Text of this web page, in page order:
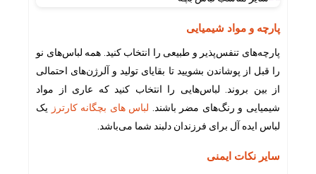
پارچه و مواد شیمیایی
پارچه‌های تنفس‌پذیر و طبیعی را انتخاب کنید. همه لباس‌های نو
را قبل از پوشاندن بشویید تا بقایای تولید و آلرژن‌های احتمالی
از بین بروند. لباس‌هایی را انتخاب کنید که عاری از مواد
شیمیایی و رنگ‌های مضر باشند. لباس های بچگانه کارترز
یک
لباس ایده آل برای فرزندان دلبند شما می‌باشد.
سایر نکات ایمنی